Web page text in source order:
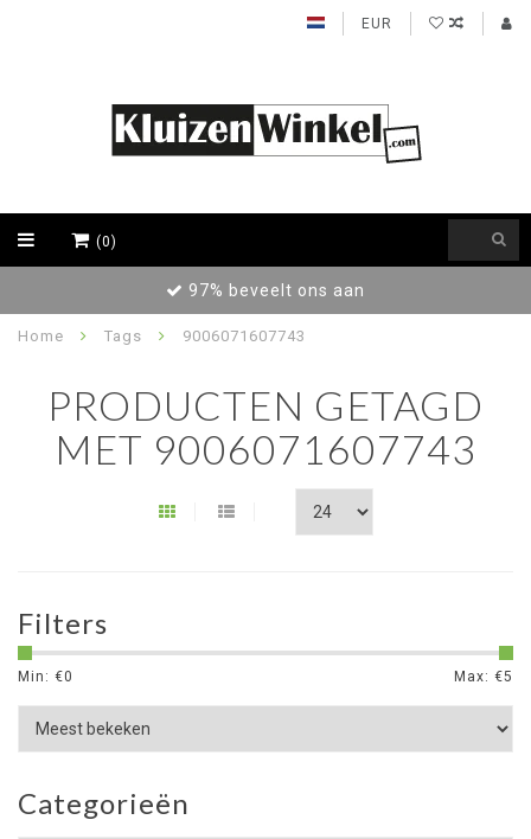
EUR
(0)
97% beveelt ons aan
Home Tags 9006071607743
PRODUCTEN GETAGD
MET 9006071607743
Filters
Min: €0 Max: €5
Categorieën